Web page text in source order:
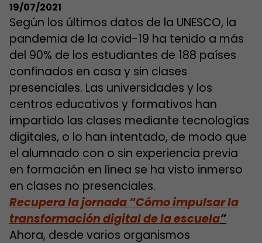
19/07/2021
Según los últimos datos de la UNESCO, la
pandemia de la covid-19 ha tenido a más
del 90% de los estudiantes de 188 países
confinados en casa y sin clases
presenciales. Las universidades y los
centros educativos y formativos han
impartido las clases mediante tecnologías
digitales, o lo han intentado, de modo que
el alumnado con o sin experiencia previa
en formación en línea se ha visto inmerso
en clases no presenciales.
Recupera la jornada “Cómo impulsar la
transformación digital de la escuela”
Ahora, desde varios organismos